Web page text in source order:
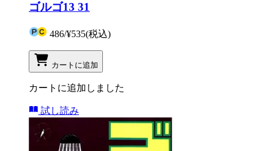
ゴルゴ13 31
486/¥535(税込)
カートに追加
カートに追加しました
試し読み